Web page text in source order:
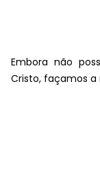
Embora não
Cristo, façamos